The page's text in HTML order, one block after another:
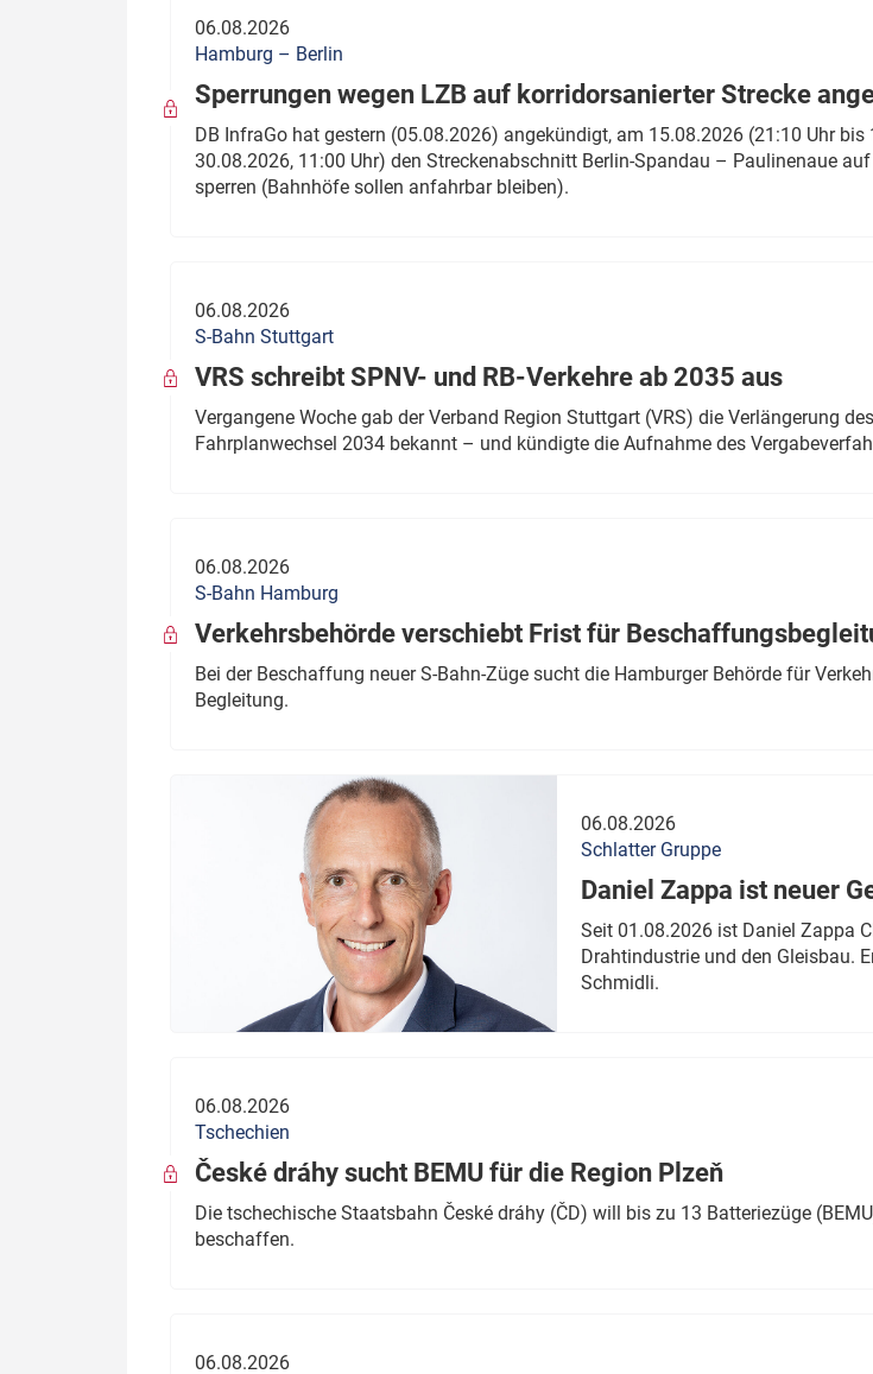
Thema des Monats
Dossier: Generalsanierung
Dossier: ETCS
Dossier:
06.08.2026
Hamburg – Berlin
Sperrungen wegen LZB auf korridorsanierter Strecke
DB InfraGo hat gestern (05.08.2026) angekündigt, am 15.08.2026 (21:10 Uhr
30.08.2026, 11:00 Uhr) den Streckenabschnitt Berlin-Spandau – Paulinenaue
sperren (Bahnhöfe sollen anfahrbar bleiben).
06.08.2026
S-Bahn Stuttgart
VRS schreibt SPNV- und RB-Verkehre ab 2035 aus
Vergangene Woche gab der Verband Region Stuttgart (VRS) die Verlängerung
Fahrplanwechsel 2034 bekannt – und kündigte die Aufnahme des
06.08.2026
S-Bahn Hamburg
Verkehrsbehörde verschiebt Frist für
Bei der Beschaffung neuer S-Bahn-Züge sucht die Hamburger Behörde für
Begleitung.
06.08.2026
Schlatter Gruppe
Daniel Zappa ist neuer
Seit 01.08.2026 ist Daniel Zappa
Drahtindustrie und den Gleisbau.
Schmidli.
06.08.2026
Tschechien
České dráhy sucht BEMU für die Region Plzeň
Die tschechische Staatsbahn České dráhy (ČD) will bis zu 13 Batteriezüge
beschaffen.
06.08.2026